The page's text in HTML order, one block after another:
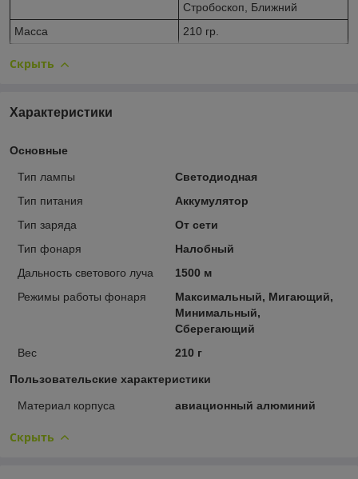
Стробоскоп, Ближний
Масса
210 гр.
Скрыть
Характеристики
Основные
Тип лампы
Светодиодная
Тип питания
Аккумулятор
Тип заряда
От сети
Тип фонаря
Налобный
Дальность светового луча
1500 м
Режимы работы фонаря
Максимальный, Мигающий,
Минимальный,
Сберегающий
Вес
210 г
Пользовательские характеристики
Материал корпуса авиационный алюминий
Скрыть